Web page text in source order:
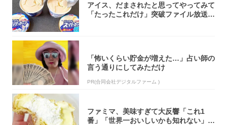
アイス、だまされたと思ってやってみて
「たったこれだけ」突破ファイル放送で
「怖いくらい貯金が増えた…」占い師の
言う通りにしてみただけ
PR(合同会社デジタルファーム )
ファミマ、美味すぎて大反響「これ1
番」「世界一おいしいかも知れない」